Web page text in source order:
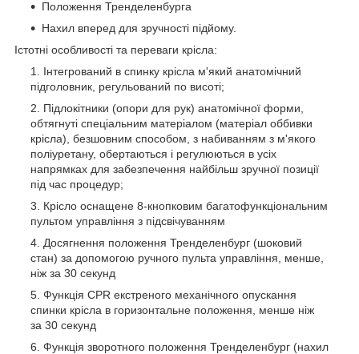
Положення Тренделенбурга
Нахил вперед для зручності підйому.
Істотні особливості та переваги крісла:
Інтегрований в спинку крісла м'який анатомічний
підголовник, регульований по висоті;
Підлокітники (опори для рук) анатомічної форми,
обтягнуті спеціальним матеріалом (матеріал оббивки
крісла), безшовним способом, з набиванням з м'якого
поліуретану, обертаються і регулюються в усіх
напрямках для забезпечення найбільш зручної позиції
під час процедур;
Крісло оснащене 8-кнопковим багатофункціональним
пультом управління з підсвічуванням
Досягнення положення Тренделенбург (шоковий
стан) за допомогою ручного пульта управління, менше,
ніж за 30 секунд
Функція CPR екстреного механічного опускання
спинки крісла в горизонтальне положення, менше ніж
за 30 секунд
Функція зворотного положення Тренделенбург (нахил